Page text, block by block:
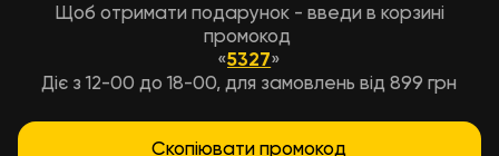
Щоб отримати подарунок - введи в корзині
промокод
«5327»
Діє з 12-00 до 18-00, для замовлень від 899 грн
Скопіювати промокод